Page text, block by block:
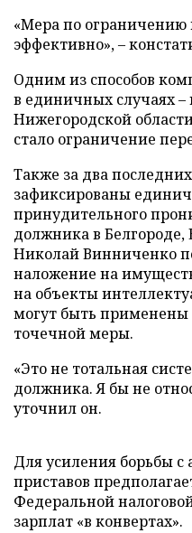
«Мера по ограничению
эффективно», –
Одним из способов
в единичных случаях –
Нижегородской
стало ограничение
Также за два
зафиксированы
принудительного
должника в
Николай Винниченко
наложение на
на объекты
могут быть применены
точечной меры.
«Это не тотальная
должника. Я бы не
уточнил он.
Для усиления борьбы
приставов
Федеральной
зарплат «в конвертах».